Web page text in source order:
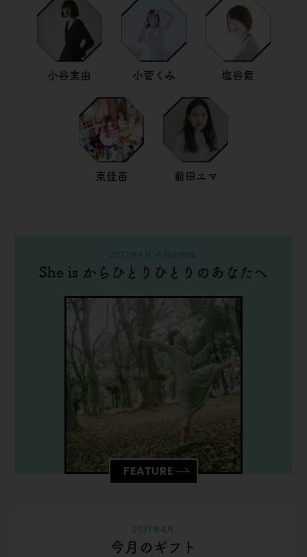
小谷実由 小菅くみ 塩谷舞
東佳苗 前田エマ
2021年4月 今月の特集
She is からひとりひとりのあなたへ
FEATURE
2021年4月
今月のギフト